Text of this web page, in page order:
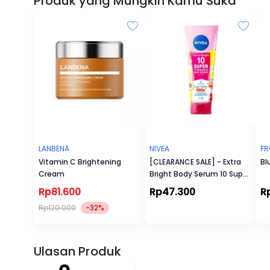
LANBENA
Vitamin C Brightening
Cream
Rp81.600
Rp120.000 -32%
NIVEA
[CLEARANCE SALE] - Extra
Bright Body Serum 10 Super
Vitamin & Skin Food
Rp47.300
Ulasan Produk